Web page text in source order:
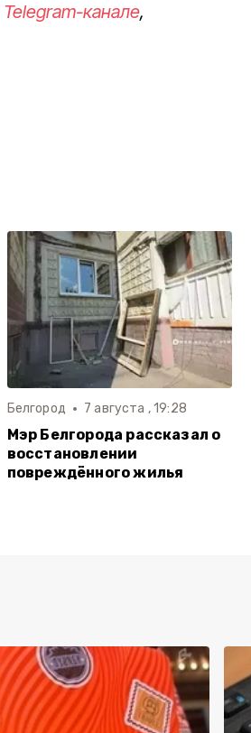
Telegram-канале,
Белгород 7 августа , 19:28
Мэр Белгорода рассказал о
восстановлении
повреждённого жилья